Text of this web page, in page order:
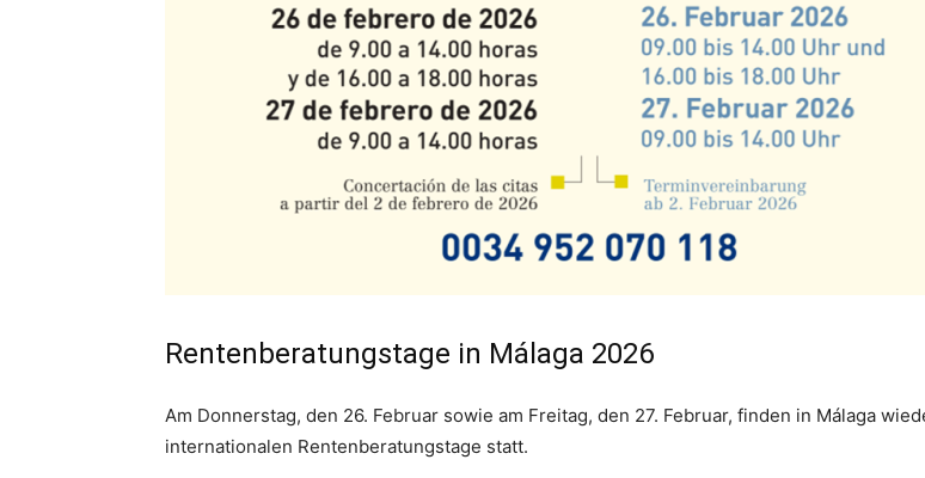
Rentenberatungstage in Málaga 2026
Am Donnerstag, den 26. Februar sowie am Freitag, den 27. Februar, finden in Málaga
internationalen Rentenberatungstage statt.